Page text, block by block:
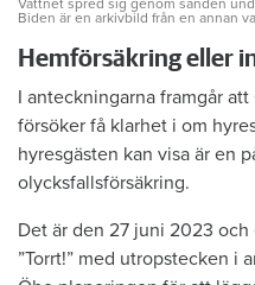
Vattnet spred sig genom sanden
Biden är en arkivbild från en annan
Hemförsäkring eller
I anteckningarna framgår
försöker få klarhet i om
hyresgästen kan visa är en
olycksfallsförsäkring.
Det är den 27 juni 2023
”Torrt!” med utropstecken i